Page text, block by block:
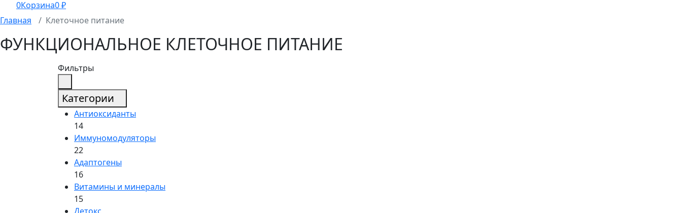
0Корзина0₽
Главная
Клеточное питание
ФУНКЦИОНАЛЬНОЕ КЛЕТОЧНОЕ ПИТАНИЕ
Фильтры
Категории
Антиоксиданты
14
Иммуномодуляторы
22
Адаптогены
16
Витамины и минералы
15